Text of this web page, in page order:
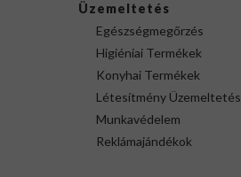
Üzemeltetés
Egészségmegőrzés
Higiéniai Termékek
Konyhai Termékek
Létesítmény Üzemeltetés
Munkavédelem
Reklámajándékok